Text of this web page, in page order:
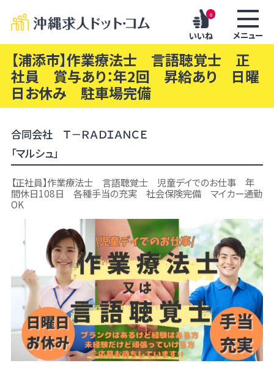
0
いいね メニュー
【浦添市】作業療法士 言語聴覚士 正
社員 賞与あり：年2回 昇給あり 日曜
日お休み 駐車場完備
合同会社 Ｔ－ＲＡＤＩＡＮＣＥ
「マルシュ」
【正社員】作業療法士 言語聴覚士 児童デイでのお仕事 年
間休日108日 各種手当の充実 社会保険完備 マイカー通勤
OK